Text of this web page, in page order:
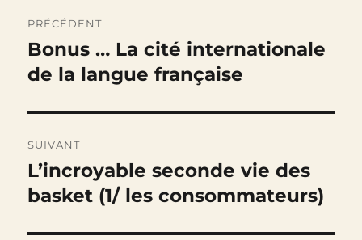
de
l’article
PRÉCÉDENT
Publication
précédente :
Bonus … La cité internationale
de la langue française
SUIVANT
Publication
suivante :
L’incroyable seconde vie des
basket (1/ les consommateurs)